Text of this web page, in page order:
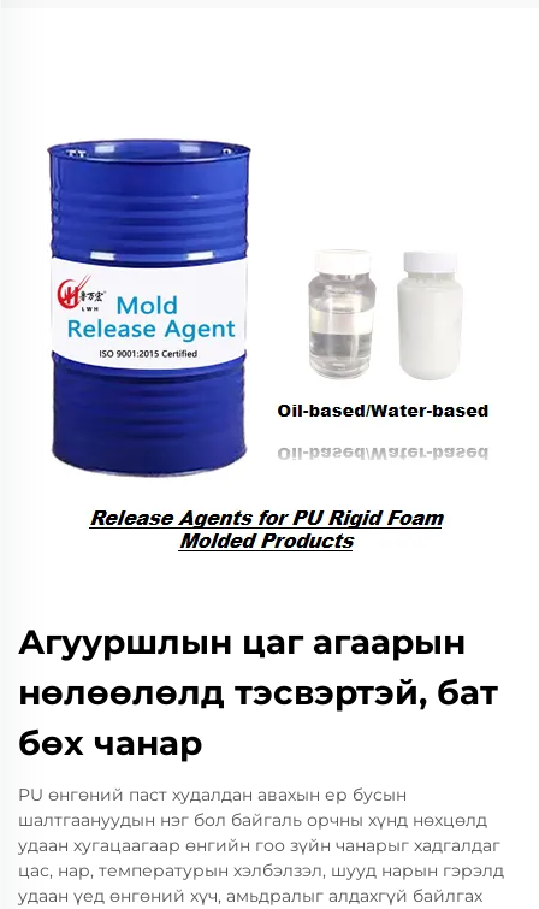
Агууршлын цаг агаарын
нөлөөлөлд тэсвэртэй, бат
бөх чанар
PU өнгөний паст худалдан авахын ер бусын
шалтгаануудын нэг бол байгаль орчны хүнд нөхцөлд
удаан хугацаагаар өнгийн гоо зүйн чанарыг хадгалдаг
цас, нар, температурын хэлбэлзэл, шууд нарын гэрэлд
удаан үед өнгөний хүч, амьдралыг алдахгүй байлгах